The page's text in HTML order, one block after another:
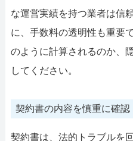
な運営実績を持つ業者は信
に、手数料の透明性も重要
のように計算されるのか、
してください。
契約書の内容を慎重に確認
契約書は、法的トラブルを